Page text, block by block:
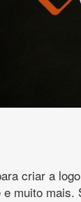
criar a
muito